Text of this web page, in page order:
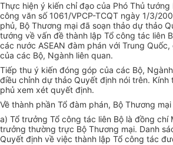
Thực hiện ý kiến chỉ đạo của Phó Thủ
công văn số 1061/VPCP-TCQT ngày 1/3/
phủ, Bộ Thương mại đã soạn thảo dự thảo
tướng về vấn đề thành lập Tổ công tác liên
các nước ASEAN đàm phán với Trung
của các Bộ, Ngành liên quan.
Tiếp thu ý kiến đóng góp của các Bộ,
điều chỉnh dự thảo Quyết định nói trên. Kính
phủ xem xét quyết định.
Về thành phần Tổ đàm phán, Bộ Thương
a) Tổ trưởng Tổ công tác liên Bộ là đồng chí
trưởng thường trực Bộ Thương mại. Danh
Quyết định về việc thành lập Tổ công tác